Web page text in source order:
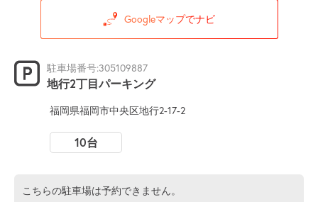
Googleマップでナビ
駐車場番号:305109887
地行2丁目パーキング
福岡県福岡市中央区地行2-17-2
10台
こちらの駐車場は予約できません。